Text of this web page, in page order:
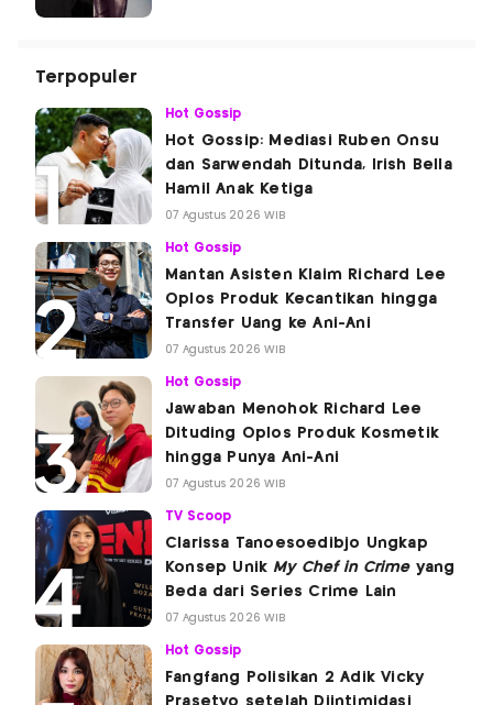
Terpopuler
Hot Gossip
Hot Gossip: Mediasi Ruben Onsu
dan Sarwendah Ditunda, Irish Bella
Hamil Anak Ketiga
07 Agustus 2026 WIB
Hot Gossip
Mantan Asisten Klaim Richard Lee
Oplos Produk Kecantikan hingga
Transfer Uang ke Ani-Ani
07 Agustus 2026 WIB
Hot Gossip
Jawaban Menohok Richard Lee
Dituding Oplos Produk Kosmetik
hingga Punya Ani-Ani
07 Agustus 2026 WIB
TV Scoop
Clarissa Tanoesoedibjo Ungkap
Konsep Unik My Chef in Crimeyang
Beda dari Series Crime Lain
07 Agustus 2026 WIB
Hot Gossip
Fangfang Polisikan 2 Adik Vicky